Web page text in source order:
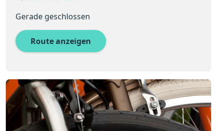
Gerade geschlossen
Route anzeigen